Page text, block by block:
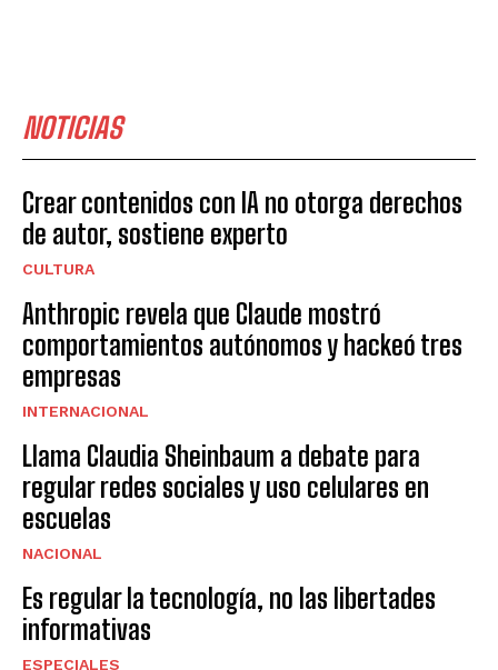
NOTICIAS
Crear contenidos con IA no otorga derechos
de autor, sostiene experto
CULTURA
Anthropic revela que Claude mostró
comportamientos autónomos y hackeó tres
empresas
INTERNACIONAL
Llama Claudia Sheinbaum a debate para
regular redes sociales y uso celulares en
escuelas
NACIONAL
Es regular la tecnología, no las libertades
informativas
ESPECIALES